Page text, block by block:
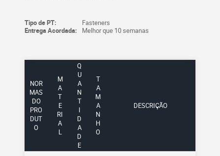
Tipo de PT:
Fasteners
Entrega Acordada:
Melhor que 10 semanas
NOR
MAS
DO
PRO
DUT
O
M
A
T
E
RI
A
L
Q
U
A
N
T
I
D
A
D
E
T
A
M
A
N
H
O
DESCRIÇÃO